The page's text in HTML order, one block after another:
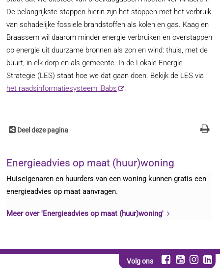
De belangrijkste stappen hierin zijn het stoppen met het verbruik
van schadelijke fossiele brandstoffen als kolen en gas. Kaag en
Braassem wil daarom minder energie verbruiken en overstappen
op energie uit duurzame bronnen als zon en wind: thuis, met de
buurt, in elk dorp en als gemeente. In de Lokale Energie
Strategie (LES) staat hoe we dat gaan doen. Bekijk de LES via
het raadsinformatiesysteem iBabs
.
Deel deze pagina
Energieadvies op maat (huur)woning
Huiseigenaren en huurders van een woning kunnen gratis een
energieadvies op maat aanvragen.
Meer over 'Energieadvies op maat (huur)woning'
Volg ons